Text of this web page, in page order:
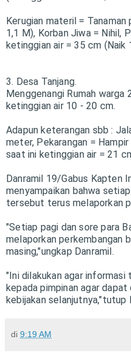
Kerugian materil = Tanaman
1,1 M), Korban Jiwa = Nihil,
ketinggian air = 35 cm (Naik
3. Desa Tanjang.
Menggenangi Rumah warga
ketinggian air 10 - 20 cm.
Adapun keterangan sbb :
meter, Pekarangan = Hampir
saat ini ketinggian air = 21
Danramil 19/Gabus Kapten
menyampaikan bahwa
tersebut terus melaporkan
"Setiap pagi dan sore para
melaporkan perkembangan
masing,"ungkap Danramil.
"Ini dilakukan agar
kepada pimpinan agar
kebijakan selanjutnya,"tutup
di 9:19 AM